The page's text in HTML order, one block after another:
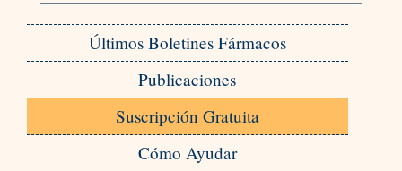
Últimos Boletines Fármacos
Publicaciones
Suscripción Gratuita
Cómo Ayudar